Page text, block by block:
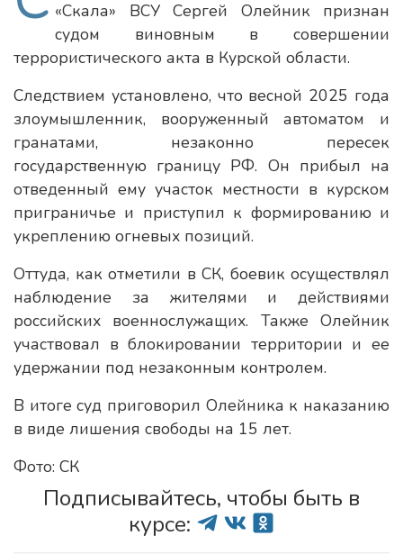
«Скала» ВСУ Сергей Олейник признан
судом виновным в совершении
террористического акта в Курской области.
Следствием установлено, что весной 2025 года
злоумышленник, вооруженный автоматом и
гранатами, незаконно пересек
государственную границу РФ. Он прибыл на
отведенный ему участок местности в курском
приграничье и приступил к формированию и
укреплению огневых позиций.
Оттуда, как отметили в СК, боевик осуществлял
наблюдение за жителями и действиями
российских военнослужащих. Также Олейник
участвовал в блокировании территории и ее
удержании под незаконным контролем.
В итоге суд приговорил Олейника к наказанию
в виде лишения свободы на 15 лет.
Фото: СК
Подписывайтесь, чтобы быть в
курсе: